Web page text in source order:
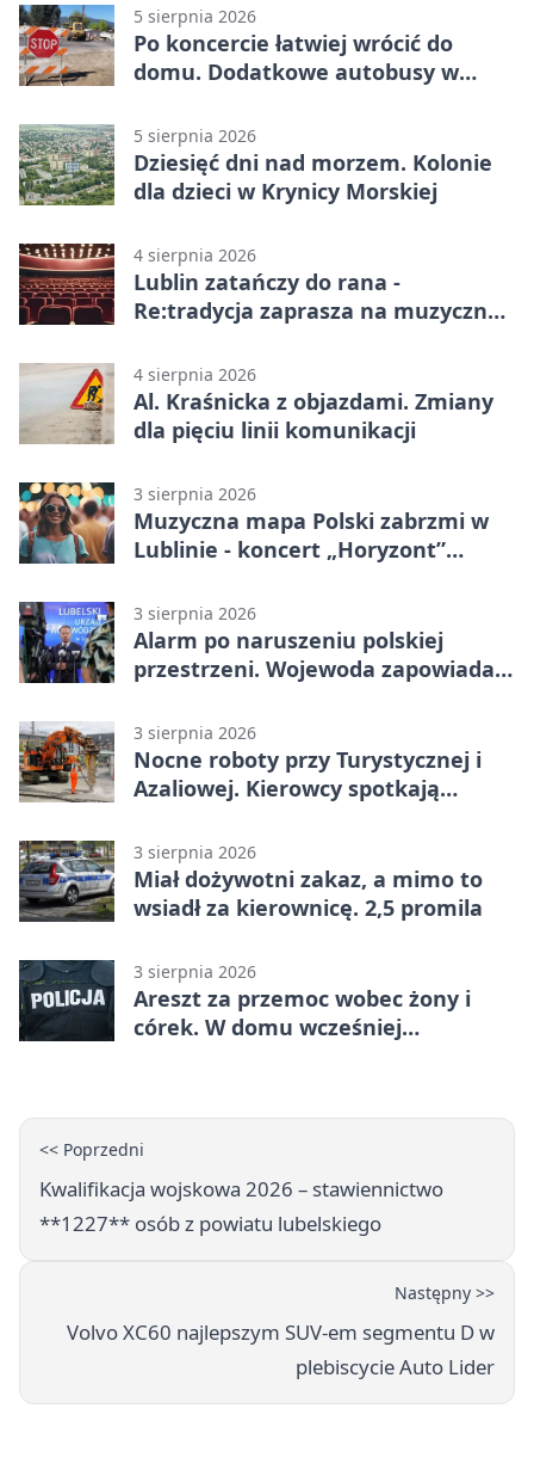
5 sierpnia 2026
Po koncercie łatwiej wrócić do
domu. Dodatkowe autobusy w
5 sierpnia 2026
Dziesięć dni nad morzem. Kolonie
dla dzieci w Krynicy Morskiej
4 sierpnia 2026
Lublin zatańczy do rana -
Re:tradycja zaprasza na muzyczną
4 sierpnia 2026
Al. Kraśnicka z objazdami. Zmiany
dla pięciu linii komunikacji
3 sierpnia 2026
Muzyczna mapa Polski zabrzmi w
Lublinie - koncert „Horyzont”
3 sierpnia 2026
Alarm po naruszeniu polskiej
przestrzeni. Wojewoda zapowiada
3 sierpnia 2026
Nocne roboty przy Turystycznej i
Azaliowej. Kierowcy spotkają
3 sierpnia 2026
Miał dożywotni zakaz, a mimo to
wsiadł za kierownicę. 2,5 promila
3 sierpnia 2026
Areszt za przemoc wobec żony i
córek. W domu wcześniej
<< Poprzedni
Kwalifikacja wojskowa 2026 – stawiennictwo
**1227** osób z powiatu lubelskiego
Następny >>
Volvo XC60 najlepszym SUV-em segmentu D w
plebiscycie Auto Lider